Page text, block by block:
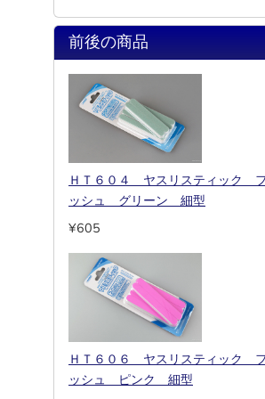
前後の商品
ＨＴ６０４ ヤスリスティック
ッシュ グリーン 細型
¥605
ＨＴ６０６ ヤスリスティック
ッシュ ピンク 細型